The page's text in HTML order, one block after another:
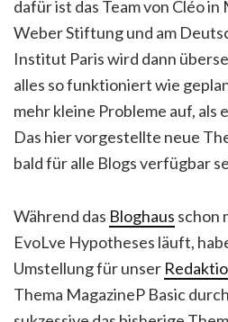
dafür ist das Team von Cléo
Weber Stiftung und am
Institut Paris wird dann
alles so funktioniert wie
mehr kleine Probleme auf, als
Das hier vorgestellte neue
bald für alle Blogs verfügbar
Während das Bloghaus schon
EvoLve Hypotheses läuft,
Umstellung für unser
Thema MagazineP Basic